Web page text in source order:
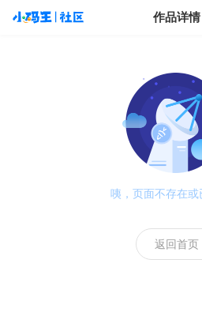
作品详情
咦，页面不存在或
返回首页